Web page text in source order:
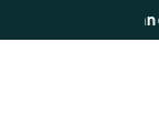
Versand ab 17.